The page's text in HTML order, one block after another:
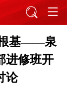
根基——泉
进修班开
论